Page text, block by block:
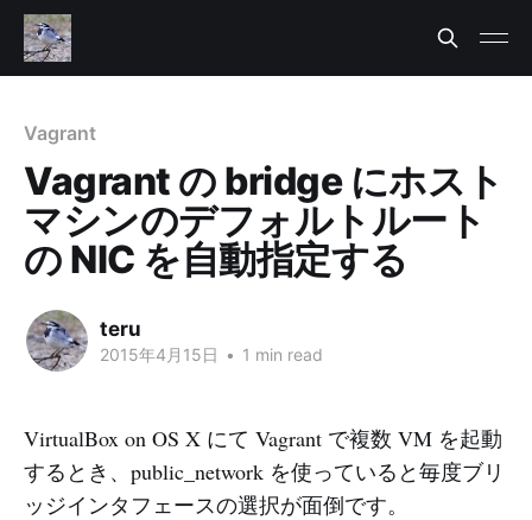
Vagrant
Vagrant の bridge にホスト
マシンのデフォルトルート
の NIC を自動指定する
teru
2015年4月15日 • 1 min read
VirtualBox on OS X にて Vagrant で複数 VM を起動
するとき、public_network を使っていると毎度ブリ
ッジインタフェースの選択が面倒です。